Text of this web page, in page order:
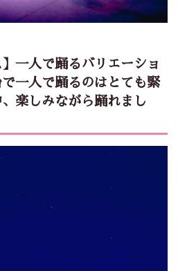
】一人で踊るバリエーショ
一人で踊るのはとても緊
楽しみながら踊れまし